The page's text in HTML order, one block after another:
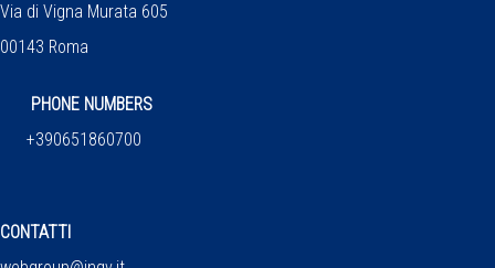
Via di Vigna Murata 605
00143 Roma
PHONE NUMBERS
+390651860700
CONTATTI